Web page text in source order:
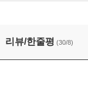
리뷰/한줄평 (30/8)